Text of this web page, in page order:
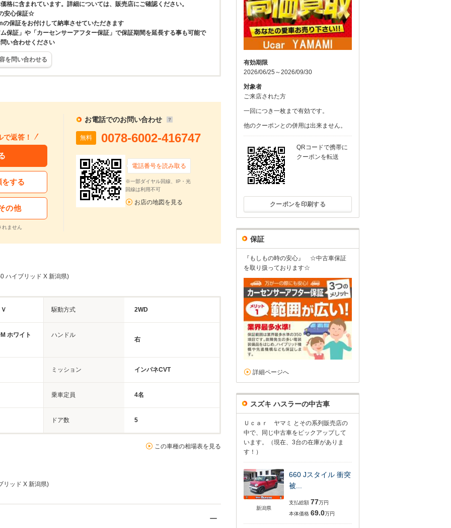
格に含まれています。詳細については、販売店にご確認ください。
安心保証☆
保証をお付けして納車させていただきます
保証」や「カーセンサーアフター保証」で保証期間を延長する事も可能で
い合わせください
を問い合わせる
で返答！
する
の他
ません
お電話でのお問い合わせ
無料 0078-6002-416747
電話番号を読み取る
※一部ダイヤル回線、IP・光
回線は利用不可
お店の地図を見る
ハイブリッド X 新潟県)
駆動方式 2WD
ホワイト
ハンドル
右
ミッション インパネCVT
乗車定員 4名
ドア数 5
この車種の相場表を見る
リッド X 新潟県)
有効期限
2026/06/25～2026/09/30
対象者
ご来店された方
一回につき一枚まで有効です。
他のクーポンとの併用は出来ません。
QRコードで携帯に
クーポンを転送
クーポンを印刷する
保証
『もしもの時の安心』 ☆中古車保証
を取り扱っております☆
詳細ページへ
スズキ ハスラーの中古車
Ｕｃａｒ ヤマミ とその系列販売店の
中で、同じ中古車をピックアップして
います。（現在、3台の在庫がありま
す！）
新潟県
660 Jスタイル 衝突
被...
支払総額 77万円
本体価格 69.0万円